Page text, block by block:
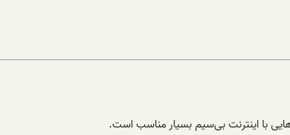
با اینترنت بی‌سیم بسیار مناسب است.